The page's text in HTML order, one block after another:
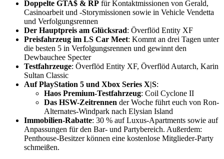
Doppelte GTA$ & RP für Kontaktmissionen von Gerald,
Casinoarbeit und -Storymissionen sowie in Vehicle Vendetta
und Verfolgungsrennen
Der Hauptpreis am Glücksrad: Överflöd Entity XF
Preisfahrzeug im LS Car Meet: Kommt an drei Tagen unter
die besten 5 in Verfolgungsrennen und gewinnt den
Dewbauchee Specter
Testfahrzeuge: Överflöd Entity XF, Överflöd Autarch, Karin
Sultan Classic
Auf PlayStation 5 und Xbox Series X|S:
Haos Premium-Testfahrzeug: Coil Cyclone II
Das HSW-Zeitrennen der Woche führt euch von Ron-
Alternates-Windpark nach Elysian Island
Immobilien-Rabatte: 30 % auf Luxus-Apartments sowie auf
Anpassungen für den Bar- und Partybereich. Außerdem:
Penthouse-Besitzer können eine kostenlose Mitglieder-Party
schmeißen.